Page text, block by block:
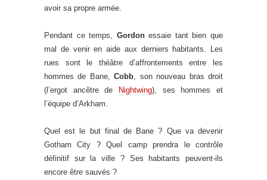
avoir sa propre armée.
Pendant ce temps, Gordonessaie tant bien que
mal de venir en aide aux derniers habitants. Les
rues sont le théâtre d’affrontements entre les
hommes de Bane,Cobb, son nouveau bras droit
(l’ergot ancêtre de
Nightwing), ses hommes et
l’équipe d’Arkham.
Quel est le but final de Bane ? Que va devenir
Gotham City ? Quel camp prendra le contrôle
définitif sur la ville ? Ses habitants peuvent-ils
encore être sauvés ?